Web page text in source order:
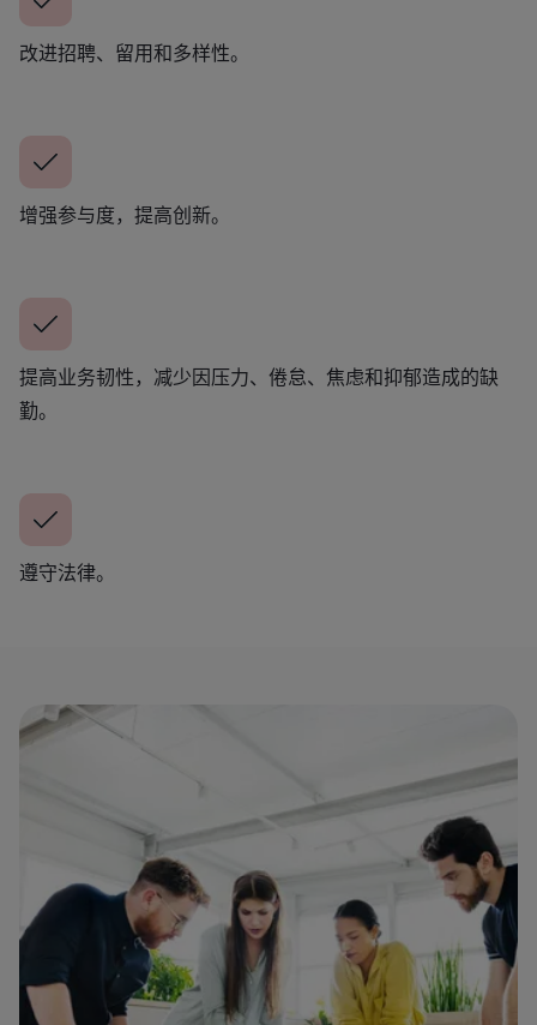
改进招聘、留用和多样性。
增强参与度，提高创新。
提高业务韧性，减少因压力、倦怠、焦虑和抑郁造成的缺
勤。
遵守法律。